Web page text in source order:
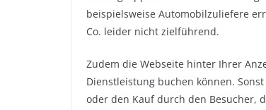
beispielsweise Automobilzuliefere
Co. leider nicht zielführend.
Zudem die Webseite hinter Ihrer
Dienstleistung buchen können.
oder den Kauf durch den Besucher,